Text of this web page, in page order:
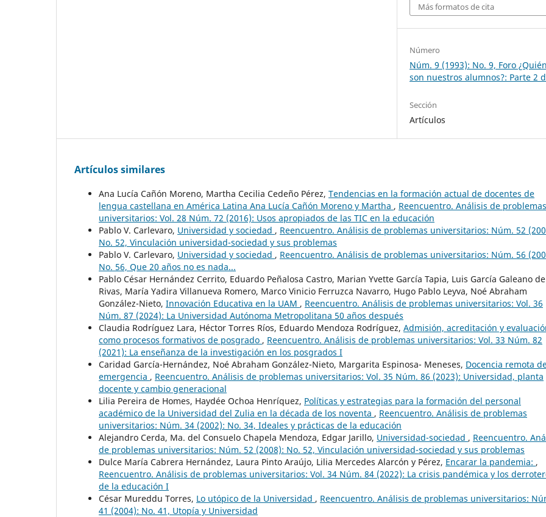
Más formatos de cita
Número
Núm. 9 (1993): No. 9, Foro
son nuestros alumnos?: Parte 2
Sección
Artículos
Artículos similares
Ana Lucía Cañón Moreno, Martha Cecilia Cedeño Pérez, Tendencias en la formación actual de docentes de
lengua castellana en América Latina Ana Lucía Cañón Moreno y Martha , Reencuentro. Análisis de problemas
universitarios: Vol. 28 Núm. 72 (2016): Usos apropiados de las TIC en la educación
Pablo V. Carlevaro, Universidad y sociedad , Reencuentro. Análisis de problemas universitarios: Núm. 52
No. 52, Vinculación universidad-sociedad y sus problemas
Pablo V. Carlevaro, Universidad y sociedad , Reencuentro. Análisis de problemas universitarios: Núm. 56
No. 56, Que 20 años no es nada...
Pablo César Hernández Cerrito, Eduardo Peñalosa Castro, Marian Yvette García Tapia, Luis García Galeano de
Rivas, María Yadira Villanueva Romero, Marco Vinicio Ferruzca Navarro, Hugo Pablo Leyva, Noé Abraham
González-Nieto, Innovación Educativa en la UAM , Reencuentro. Análisis de problemas universitarios: Vol. 36
Núm. 87 (2024): La Universidad Autónoma Metropolitana 50 años después
Claudia Rodríguez Lara, Héctor Torres Ríos, Eduardo Mendoza Rodríguez, Admisión, acreditación y
como procesos formativos de posgrado , Reencuentro. Análisis de problemas universitarios: Vol. 33 Núm. 82
(2021): La enseñanza de la investigación en los posgrados I
Caridad García-Hernández, Noé Abraham González-Nieto, Margarita Espinosa- Meneses, Docencia remota
emergencia , Reencuentro. Análisis de problemas universitarios: Vol. 35 Núm. 86 (2023): Universidad, planta
docente y cambio generacional
Lilia Pereira de Homes, Haydée Ochoa Henríquez, Políticas y estrategias para la formación del personal
académico de la Universidad del Zulia en la década de los noventa , Reencuentro. Análisis de problemas
universitarios: Núm. 34 (2002): No. 34, Ideales y prácticas de la educación
Alejandro Cerda, Ma. del Consuelo Chapela Mendoza, Edgar Jarillo, Universidad-sociedad , Reencuentro.
de problemas universitarios: Núm. 52 (2008): No. 52, Vinculación universidad-sociedad y sus problemas
Dulce María Cabrera Hernández, Laura Pinto Araújo, Lilia Mercedes Alarcón y Pérez, Encarar la pandemia: ,
Reencuentro. Análisis de problemas universitarios: Vol. 34 Núm. 84 (2022): La crisis pandémica y los
de la educación I
César Mureddu Torres, Lo utópico de la Universidad , Reencuentro. Análisis de problemas universitarios:
41 (2004): No. 41, Utopía y Universidad